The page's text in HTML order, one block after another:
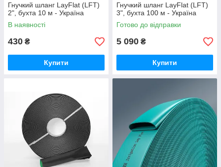
Гнучкий шланг LayFlat (LFT)
2", бухта 10 м - Україна
В наявності
430 ₴
Купити
Гнучкий шланг LayFlat (LFT)
3", бухта 100 м - Україна
Готово до відправки
5 090 ₴
Купити